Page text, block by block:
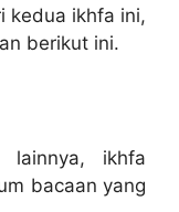
kedua ikhfa ini,
berikut ini.
lainnya, ikhfa
bacaan yang